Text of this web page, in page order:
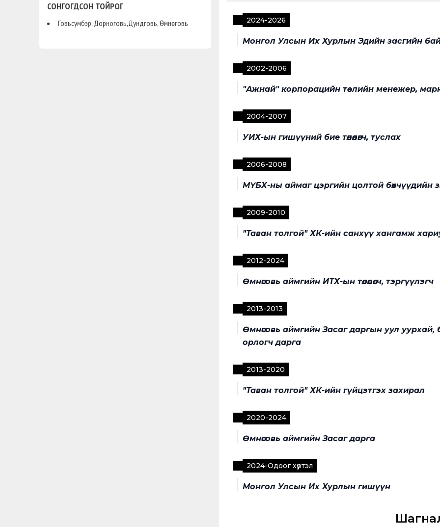
СОНГОГДСОН ТОЙРОГ
Говьсүмбэр, Дорноговь,Дундговь, Өмнөговь 2024-2026
Монгол Улсын Их Хурлын Эдийн засгийн
2002-2006
"Ажнай" корпорацийн төслийн менежер,
2004-2007
УИХ-ын гишүүний бие төлөөлөгч, туслах
2006-2008
МҮБХ-ны аймаг цэргийн цолтой бөхчүүдийн
2009-2010
"Таван толгой" ХК-ийн санхүү хангамж
2012-2024
Өмнөговь аймгийн ИТХ-ын төлөөлөгч, тэргүүлэгч
2013-2013
Өмнөговь аймгийн Засаг даргын уул
орлогч дарга
2013-2020
"Таван толгой" ХК-ийн гүйцэтгэх захирал
2020-2024
Өмнөговь аймгийн Засаг дарга
2024-Одоог хүртэл
Монгол Улсын Их Хурлын гишүүн